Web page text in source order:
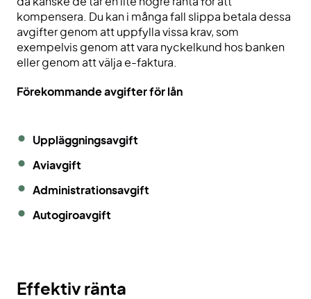
kompensera. Du kan i många fall slippa betala dessa
avgifter genom att uppfylla vissa krav, som
exempelvis genom att vara nyckelkund hos banken
eller genom att välja e-faktura.
Förekommande avgifter för lån
Uppläggningsavgift
Aviavgift
Administrationsavgift
Autogiroavgift
Effektiv ränta